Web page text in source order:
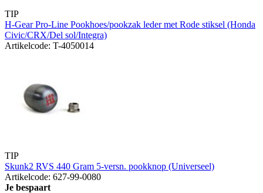
TIP
H-Gear Pro-Line Pookhoes/pookzak leder met Rode stiksel (Honda
Civic/CRX/Del sol/Integra)
Artikelcode: T-4050014
TIP
Skunk2 RVS 440 Gram 5-versn. pookknop (Universeel)
Artikelcode: 627-99-0080
Je bespaart